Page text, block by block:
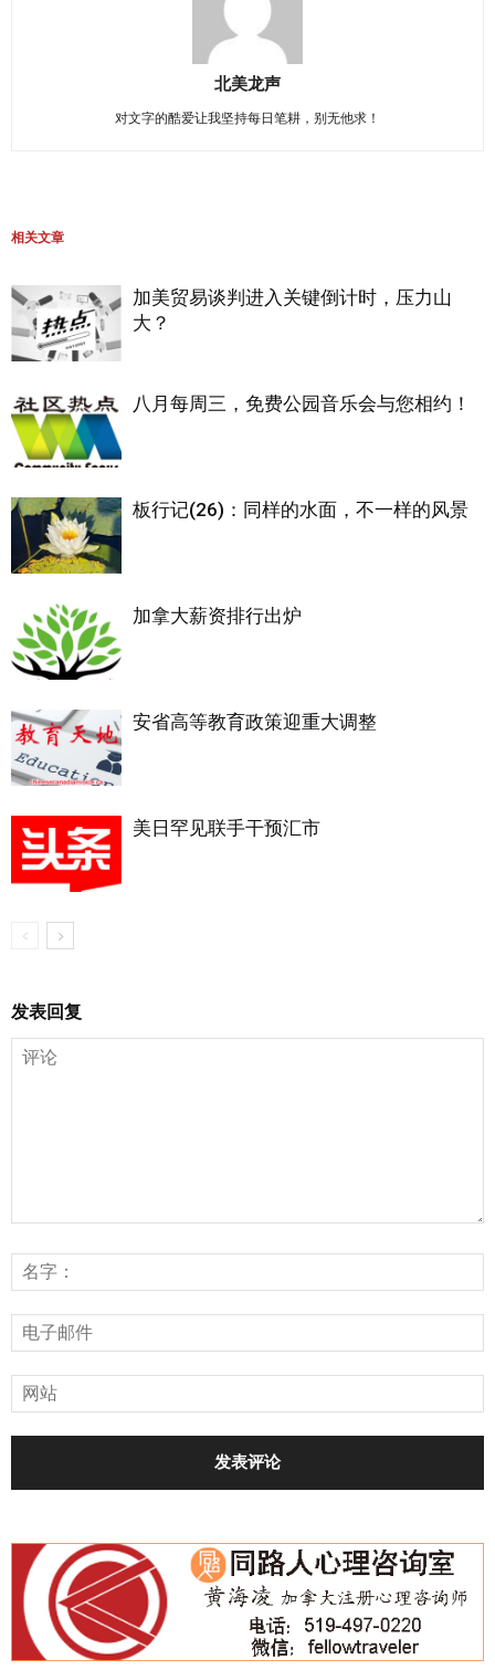
北美龙声
对文字的酷爱让我坚持每日笔耕，别无他求！
相关文章
加美贸易谈判进入关键倒计时，压力山
大？
八月每周三，免费公园音乐会与您相约！
板行记(26)：同样的水面，不一样的风景
加拿大薪资排行出炉
安省高等教育政策迎重大调整
美日罕见联手干预汇市
发表回复